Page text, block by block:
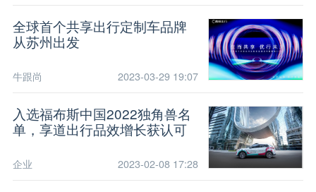
全球首个共享出行定制车品牌
从苏州出发
牛跟尚 2023-03-29 19:07
入选福布斯中国2022独角兽名
单，享道出行品效增长获认可
企业 2023-02-08 17:28